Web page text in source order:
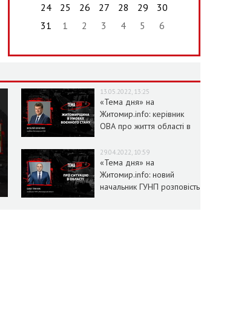
24
25 26 27 28 29
30
31
1 2 3 4 5 6
13.05.2022, 13:25
«Тема дня» на
Житомир.info: керівник
ОВА про життя області в
29.04.2022, 10:59
«Тема дня» на
Житомир.info: новий
начальник ГУНП розповість